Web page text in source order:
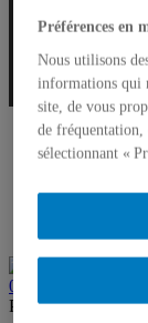
0
Par Marilou Lemire
Préférences en
Nous utilisons
informations qui
site, de vous
de fréquentation,
sélectionnant «